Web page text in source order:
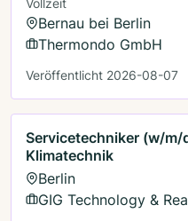
Vollzeit
Bernau bei Berlin
Thermondo GmbH
Veröffentlicht 2026-08-07
Servicetechniker (w/
Klimatechnik
Berlin
GIG Technology &